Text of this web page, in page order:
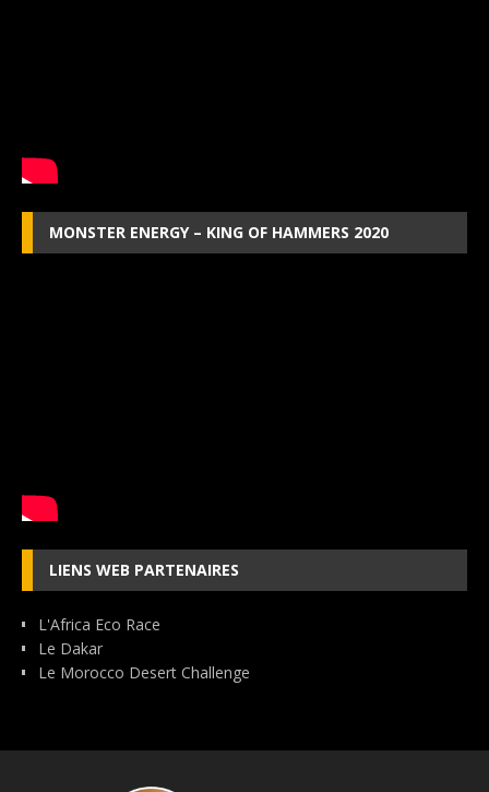
MONSTER ENERGY – KING OF HAMMERS 2020
LIENS WEB PARTENAIRES
L'Africa Eco Race
Le Dakar
Le Morocco Desert Challenge